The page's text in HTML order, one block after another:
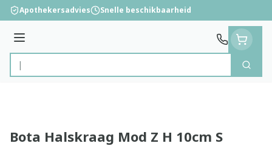
Ga naar de inhoud
Apothekersadvies Snelle beschikbaarheid
Menu
Product, merk, categorie...
Zoek
Bota Halskraag Mod Z H 10cm S